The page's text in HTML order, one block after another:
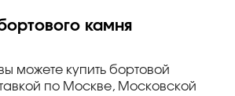
камня
можете купить бортовой
по Москве, Московской